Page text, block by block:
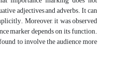
adjectives and adverbs. It can
Moreover, it was observed
marker depends on its function.
to involve the audience more